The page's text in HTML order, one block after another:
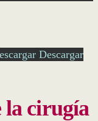
Descargar
la cirugía